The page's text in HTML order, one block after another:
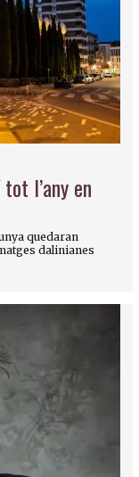
l’any en
quedaran
dalinianes